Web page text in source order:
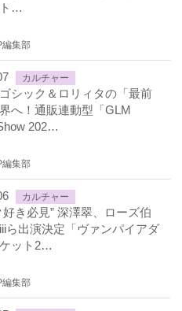
…
編集部
カルチャー
シック＆ロリィタの「最前
へ！通販連動型「GLM
202…
編集部
カルチャー
好き必見” 深澤翠、ローズ伯
ら出演決定「ヴァンパイアダ
ット2…
編集部